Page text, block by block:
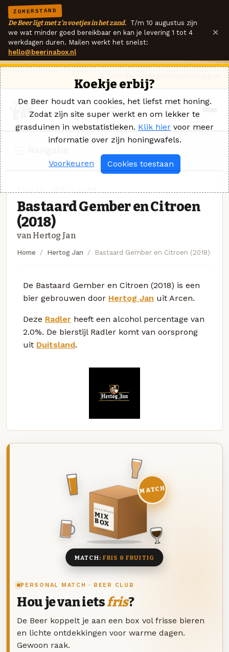
ZOMERSTAND
De Beer ligt met z'n voetjes in het zand. T/m 10 augustus zijn
we wat minder goed bereikbaar en kan je levering 1 tot 4
werkdagen duren. Mailen werkt het snelst:
hello@beerinabox.nl
×
Bastaard Gember en Citroen
(2018)
van Hertog Jan
Home Hertog Jan Bastaard Gember en Citroen (2018)
De Bastaard Gember en Citroen (2018) is een
bier gebrouwen door Hertog Jan uit Arcen.
Deze Radler heeft een alcohol percentage van
2.0%. De bierstijl Radler komt van oorsprong
uit Duitsland.
PERSONAL MATCH · BEER CLUB
Hou je van ietsfris?
De Beer koppelt je aan een box vol frisse bieren
en lichte ontdekkingen voor warme dagen.
Gewoon raak.
DEZE MAAND
MIX
BOX
8 BIEREN
MATCH
MATCH: FRIS & FRUITIG
Koekje erbij?
De Beer houdt van cookies, het liefst met honing.
Zodat zijn site super werkt en om lekker te
grasduinen in webstatistieken. Klik hier voor meer
informatie over zijn honingwafels.
Voorkeuren Cookies toestaan